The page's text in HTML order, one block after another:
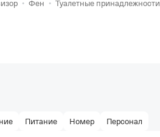
• Фен • Туалетные принадлежности
Питание Номер Персонал